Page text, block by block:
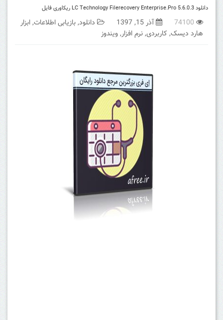
دانلود LC Technology Filerecovery Enterprise.Pro 5.6.0.3 ریکاوری فایل
74100 آذر 15, 1397 دانلود,بازیابی اطلاعات,ابزار
هارد دیسک, کاربردی,نرم افزار,ویندوز